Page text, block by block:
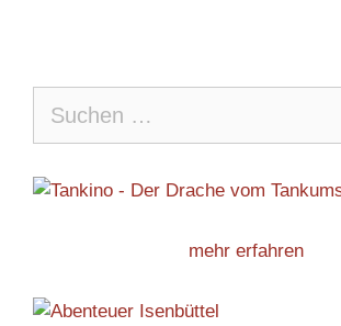
nach:
mehr erfahren